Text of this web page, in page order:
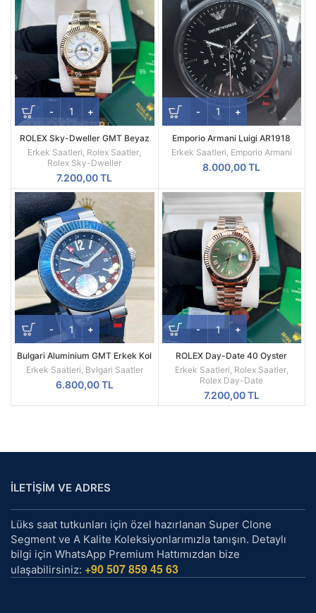
ROLEX Sky-Dweller GMT Beyaz
Kadran Sarı Kasa Erkek Saati
Erkek Saatleri Rolex Saatler
Rolex Sky-Dweller
7.200,00TL
Emporio Armani Luigi AR1918
Replika Erkek Kol Saati
Erkek Saatleri Emporio Armani
8.000,00TL
Bulgari Aluminium GMT Erkek Kol
Saati
Erkek Saatleri, Bvlgari Saatler
6.800,00TL
ROLEX Day-Date 40 Oyster
Everose Gold Ref M228235-0025
Erkek Saatleri, Rolex Saatler,
Rolex Day-Date
7.200,00TL
İLETİŞİM VE ADRES
Lüks saat tutkunları için özel hazırlanan Super Clone
Segment ve A Kalite Koleksiyonlarımızla tanışın. Detaylı
bilgi için WhatsApp Premium Hattımızdan bize
ulaşabilirsiniz: +90 507 859 45 63